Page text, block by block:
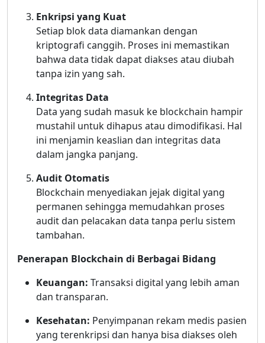
Enkripsi yang Kuat
Setiap blok data diamankan dengan
kriptografi canggih. Proses ini memastikan
bahwa data tidak dapat diakses atau diubah
tanpa izin yang sah.
Integritas Data
Data yang sudah masuk ke blockchain hampir
mustahil untuk dihapus atau dimodifikasi. Hal
ini menjamin keaslian dan integritas data
dalam jangka panjang.
Audit Otomatis
Blockchain menyediakan jejak digital yang
permanen sehingga memudahkan proses
audit dan pelacakan data tanpa perlu sistem
tambahan.
Penerapan Blockchain di Berbagai Bidang
Keuangan: Transaksi digital yang lebih aman
dan transparan.
Kesehatan: Penyimpanan rekam medis pasien
yang terenkripsi dan hanya bisa diakses oleh